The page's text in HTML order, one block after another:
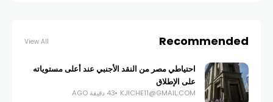
Recommended
View All
احتياطي مصر من النقد الأجنبي عند أعلى مستوياته
على الإطلاق
KJICHE11@GMAIL.COM 43 دقيقة AGO